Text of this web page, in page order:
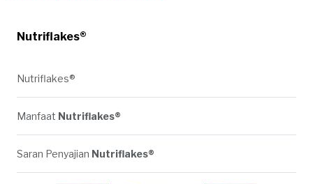
Nutriflakes®
Nutriflakes®
Manfaat Nutriflakes®
Saran Penyajian Nutriflakes®